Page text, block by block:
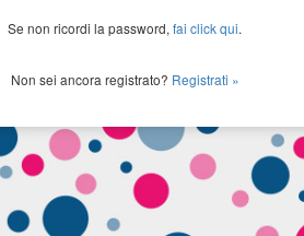
Se non ricordi la password, fai click qui.
Non sei ancora registrato? Registrati »